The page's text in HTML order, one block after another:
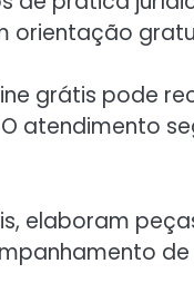
orientação
grátis pode
atendimento
elaboram